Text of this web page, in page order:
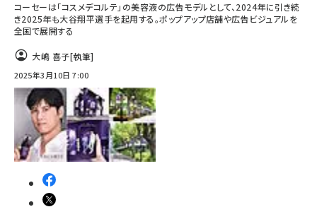
コーセーは「コスメデコルテ」の美容液の広告モデルとして、2024年に引き続
き2025年も大谷翔平選手を起用する。ポップアップ店舗や広告ビジュアルを
全国で展開する
大嶋 喜子[執筆]
2025年3月10日 7:00